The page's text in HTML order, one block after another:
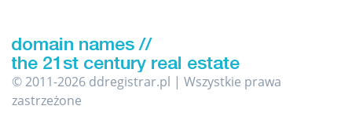
© 2011-2026 ddregistrar.pl | Wszystkie prawa
zastrzeżone